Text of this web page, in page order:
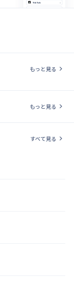
TikTok ›
もっと見る chevron_right
もっと見る chevron_right
すべて見る chevron_right